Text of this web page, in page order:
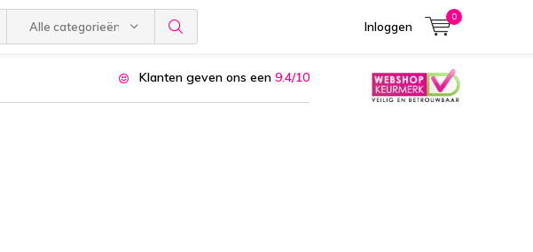
Alle categorieën Inloggen
0
Klanten geven ons een 9.4/10